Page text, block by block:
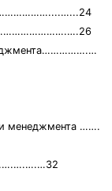
менеджмента …….